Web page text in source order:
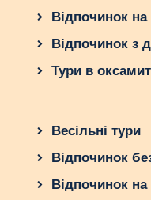
Відпочинок на
Відпочинок з
Тури в
Весільні тури
Відпочинок
Відпочинок на